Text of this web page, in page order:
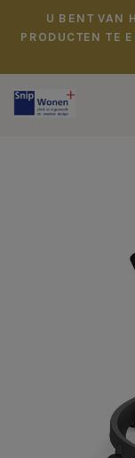
U BENT VAN
PRODUCTEN TE